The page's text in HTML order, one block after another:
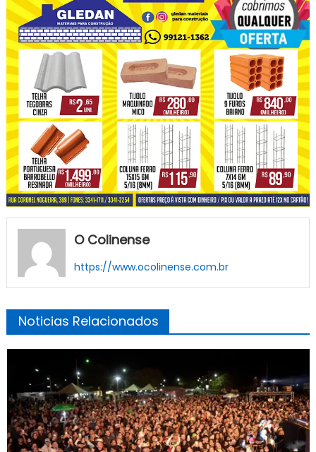
O Colinense
https://www.ocolinense.com.br
Noticias Relacionados